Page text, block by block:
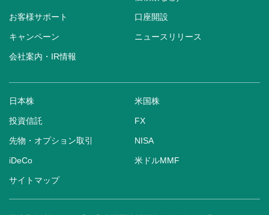
お客様サポート 口座開設
キャンペーン ニュースリリース
会社案内・IR情報
日本株 米国株
投資信託 FX
先物・オプション取引 NISA
iDeCo 米ドルMMF
サイトマップ